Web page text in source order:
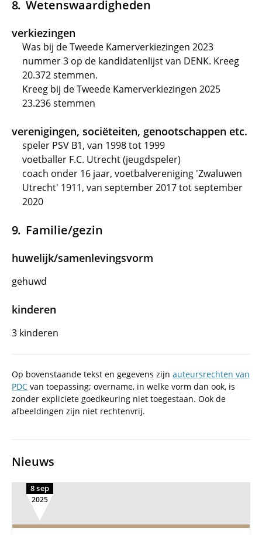
Wetenswaardigheden
verkiezingen
Was bij de Tweede Kamerverkiezingen 2023
nummer 3 op de kandidatenlijst van DENK. Kreeg
20.372 stemmen.
Kreeg bij de Tweede Kamerverkiezingen 2025
23.236 stemmen
verenigingen, sociëteiten, genootschappen etc.
speler PSV B1, van 1998 tot 1999
voetballer F.C. Utrecht (jeugdspeler)
coach onder 16 jaar, voetbalvereniging 'Zwaluwen
Utrecht' 1911, van september 2017 tot september
2020
Familie/gezin
huwelijk/samenlevingsvorm
gehuwd
kinderen
3 kinderen
Op bovenstaande tekst en gegevens zijn auteursrechten van
PDC van toepassing; overname, in welke vorm dan ook, is
zonder expliciete goedkeuring niet toegestaan. Ook de
afbeeldingen zijn niet rechtenvrij.
Nieuws
8 sep
2025